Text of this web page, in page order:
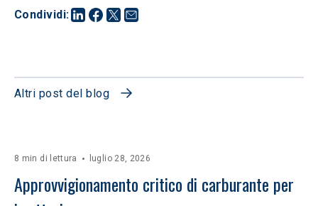
Condividi:
Altri post del blog
8 min di lettura luglio 28, 2026
Approvvigionamento critico di carburante per